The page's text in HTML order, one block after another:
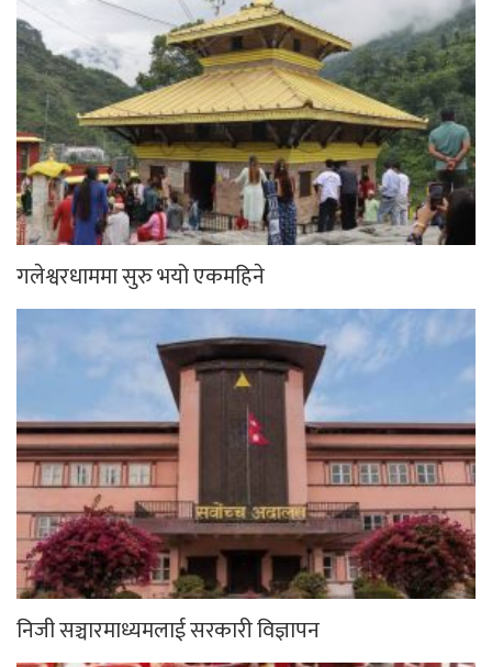
गलेश्वरधाममा सुरु भयो एकमहिने
निजी सञ्चारमाध्यमलाई सरकारी विज्ञापन